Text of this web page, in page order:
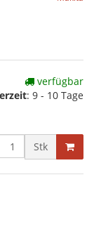
verfügbar
: 9 - 10 Tage
Stk